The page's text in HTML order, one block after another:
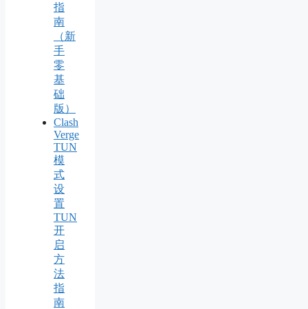
指
南
（新
手
零
基
础
版）
Clash
Verge
TUN
模
式
设
置
TUN
开
启
方
法
指
南